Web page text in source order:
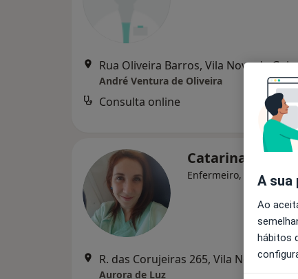
Rua Oliveira Barros, Vila Nova de Gaia
André Ventura de Oliveira
Consulta online
Catarina Brás
Enfermeiro, Terapeuta
R. das Corujeiras 265, Vila Nova de
Aurora de Luz
A sua
Ao
hábitos